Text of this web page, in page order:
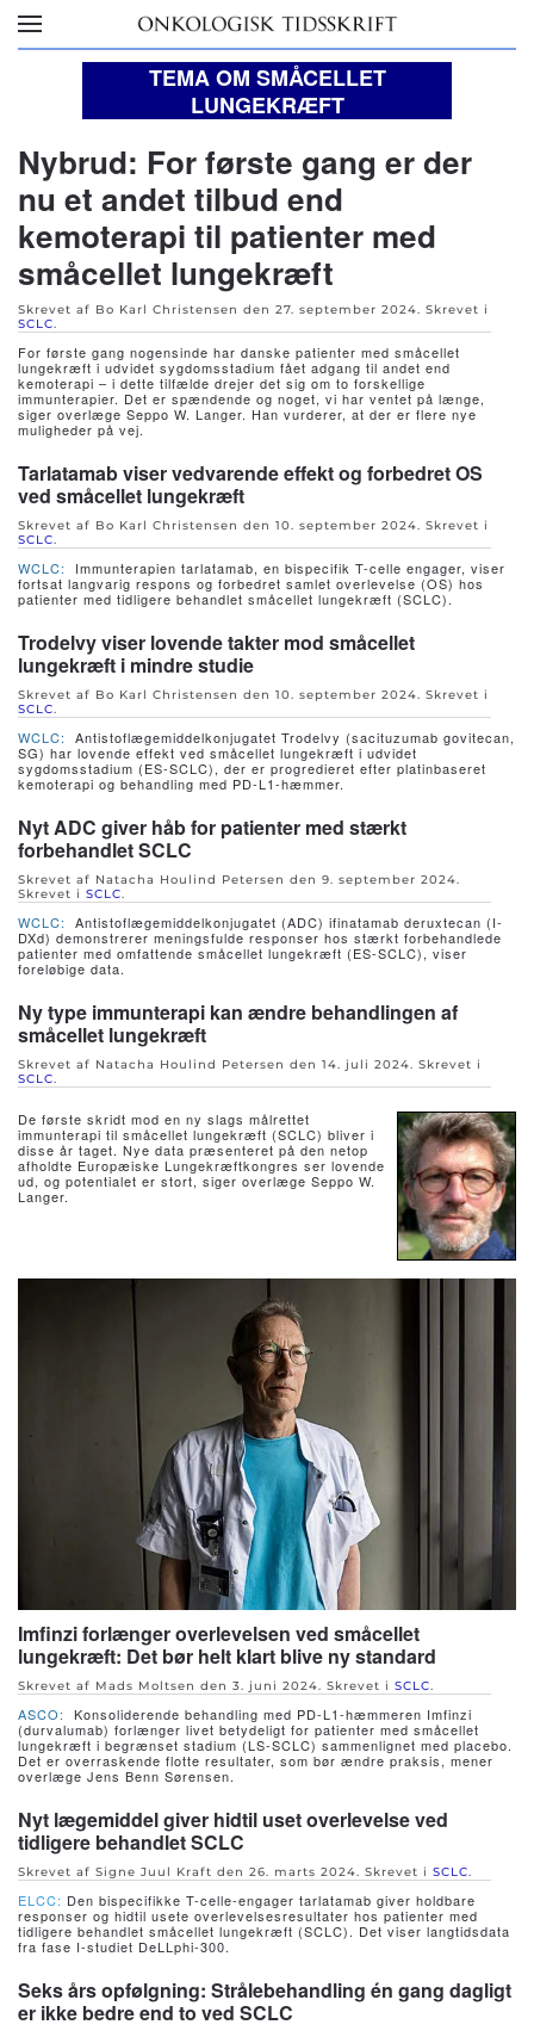
Skip to main content
TEMA OM SMÅCELLET
LUNGEKRÆFT
Nybrud: For første gang er der
nu et andet tilbud end
kemoterapi til patienter med
småcellet lungekræft
Skrevet af Bo Karl Christensen den 27. september 2024. Skrevet i
SCLC.
For første gang nogensinde har danske patienter med småcellet
lungekræft i udvidet sygdomsstadium fået adgang til andet end
kemoterapi – i dette tilfælde drejer det sig om to forskellige
immunterapier. Det er spændende og noget, vi har ventet på længe,
siger overlæge Seppo W. Langer. Han vurderer, at der er flere nye
muligheder på vej.
Tarlatamab viser vedvarende effekt og forbedret OS
ved småcellet lungekræft
Skrevet af Bo Karl Christensen den 10. september 2024. Skrevet i
SCLC.
WCLC:
Immunterapien tarlatamab, en bispecifik T-celle engager, viser
fortsat langvarig respons og forbedret samlet overlevelse (OS) hos
patienter med tidligere behandlet småcellet lungekræft (SCLC).
Trodelvy viser lovende takter mod småcellet
lungekræft i mindre studie
Skrevet af Bo Karl Christensen den 10. september 2024. Skrevet i
SCLC.
WCLC:
Antistoflægemiddelkonjugatet Trodelvy (sacituzumab govitecan,
SG) har lovende effekt ved småcellet lungekræft i udvidet
sygdomsstadium (ES-SCLC), der er progredieret efter platinbaseret
kemoterapi og behandling med PD-L1-hæmmer.
Nyt ADC giver håb for patienter med stærkt
forbehandlet SCLC
Skrevet af Natacha Houlind Petersen den 9. september 2024.
Skrevet i SCLC.
WCLC:
Antistoflægemiddelkonjugatet (ADC) ifinatamab deruxtecan (I-
DXd) demonstrerer meningsfulde responser hos stærkt forbehandlede
patienter med omfattende småcellet lungekræft (ES-SCLC), viser
foreløbige data.
Ny type immunterapi kan ændre behandlingen af
småcellet lungekræft
Skrevet af Natacha Houlind Petersen den 14. juli 2024. Skrevet i
SCLC.
De første skridt mod en ny slags målrettet
immunterapi til småcellet lungekræft (SCLC) bliver i
disse år taget. Nye data præsenteret på den netop
afholdte Europæiske Lungekræftkongres ser lovende
ud, og potentialet er stort, siger overlæge Seppo W.
Langer.
Imfinzi forlænger overlevelsen ved småcellet
lungekræft: Det bør helt klart blive ny standard
Skrevet af Mads Moltsen den 3. juni 2024. Skrevet i SCLC.
ASCO:
Konsoliderende behandling med PD-L1-hæmmeren Imfinzi
(durvalumab) forlænger livet betydeligt for patienter med småcellet
lungekræft i begrænset stadium (LS-SCLC) sammenlignet med placebo.
Det er overraskende flotte resultater, som bør ændre praksis, mener
overlæge Jens Benn Sørensen.
Nyt lægemiddel giver hidtil uset overlevelse ved
tidligere behandlet SCLC
Skrevet af Signe Juul Kraft den 26. marts 2024. Skrevet i SCLC.
ELCC: Den bispecifikke T-celle-engager tarlatamab giver holdbare
responser og hidtil usete overlevelsesresultater hos patienter med
tidligere behandlet småcellet lungekræft (SCLC). Det viser langtidsdata
fra fase I-studiet DeLLphi-300.
Seks års opfølgning: Strålebehandling én gang dagligt
er ikke bedre end to ved SCLC